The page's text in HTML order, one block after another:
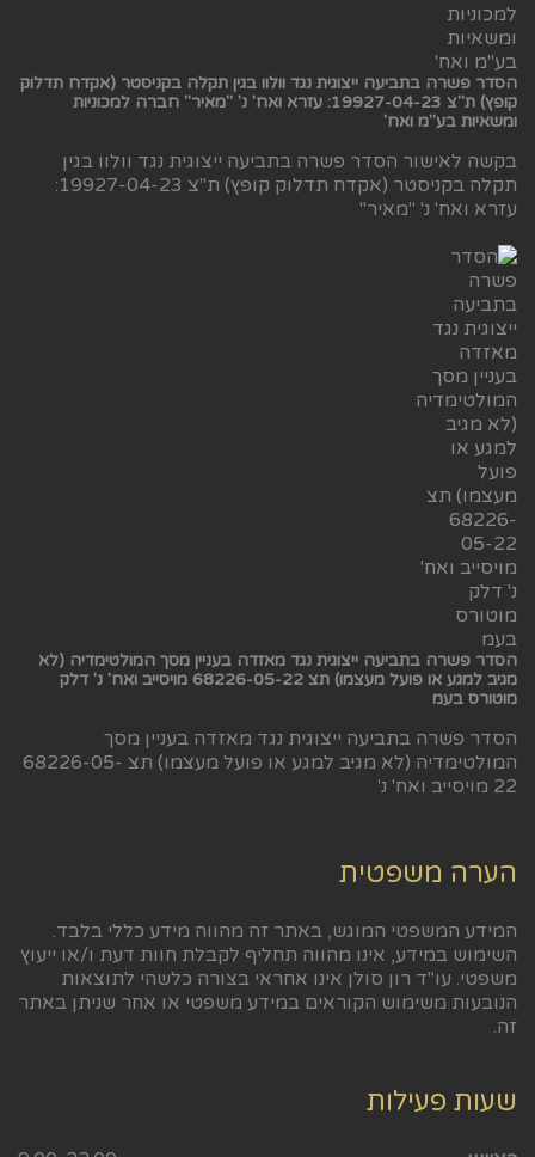
הסדר פשרה בתביעה ייצוגית נגד וולוו בגין תקלה בקניסטר (אקדח תדלוק
קופץ) ת"צ 19927-04-23: עזרא ואח' נ' "מאיר" חברה למכוניות
ומשאיות בע"מ ואח'
בקשה לאישור הסדר פשרה בתביעה ייצוגית נגד וולוו בגין
תקלה בקניסטר (אקדח תדלוק קופץ) ת"צ 19927-04-23:
עזרא ואח' נ' "מאיר"
הסדר פשרה בתביעה ייצוגית נגד מאזדה בעניין מסך המולטימדיה (לא
מגיב למגע או פועל מעצמו) תצ 68226-05-22 מויסייב ואח' נ' דלק
מוטורס בעמ
הסדר פשרה בתביעה ייצוגית נגד מאזדה בעניין מסך
המולטימדיה (לא מגיב למגע או פועל מעצמו) תצ 68226-05-
22 מויסייב ואח' נ'
הערה משפטית
המידע המשפטי המוגש, באתר זה מהווה מידע כללי בלבד.
השימוש במידע, אינו מהווה תחליף לקבלת חוות דעת ו/או ייעוץ
משפטי. עו"ד רון סולן אינו אחראי בצורה כלשהי לתוצאות
הנובעות משימוש הקוראים במידע משפטי או אחר שניתן באתר
זה.
שעות פעילות